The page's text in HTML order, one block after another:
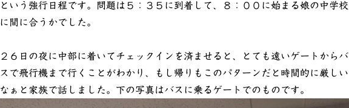
という強行日程です。問題は５：３５に到着して、８：００に始まる娘の中学校
に間に合うかでした。
２６日の夜に中部に着いてチェックインを済ませると、とても遠いゲートからバ
スで飛行機まで行くことがわかり、もし帰りもこのパターンだと時間的に厳しい
なぁと家族で話しました。下の写真はバスに乗るゲートでのものです。